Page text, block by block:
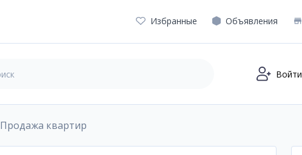
Избранные Объявления
Войти
Продажа квартир